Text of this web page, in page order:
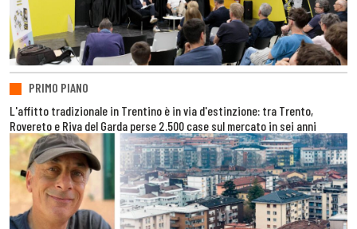
PRIMO PIANO
L'affitto tradizionale in Trentino è in via d'estinzione: tra Trento,
Rovereto e Riva del Garda perse 2.500 case sul mercato in sei anni